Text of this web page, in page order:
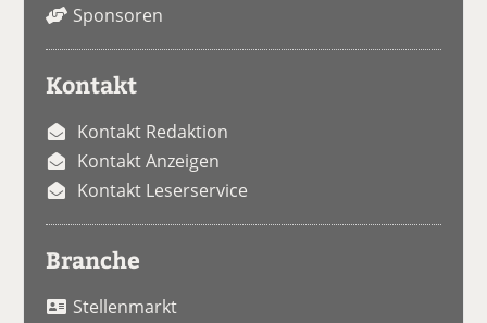
Sponsoren
Kontakt
Kontakt Redaktion
Kontakt Anzeigen
Kontakt Leserservice
Branche
Stellenmarkt